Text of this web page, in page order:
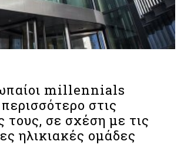
millennials
στις
τους, σε σχέση με τις
ηλικιακές ομάδες